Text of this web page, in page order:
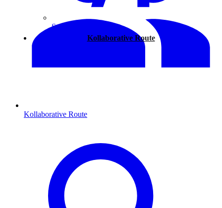
Spazieren
Kollaborative Route
Kollaborative Route